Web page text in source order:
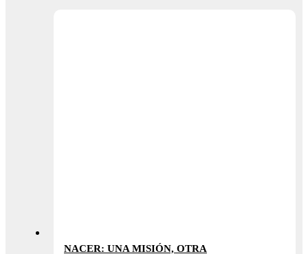
NACER: UNA MISIÓN, OTRA